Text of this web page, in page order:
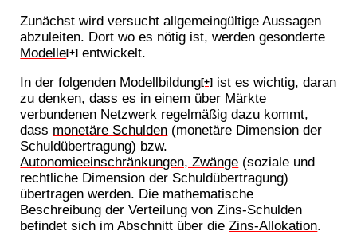
Zunächst wird versucht allgemeingültige Aussagen
abzuleiten. Dort wo es nötig ist, werden gesonderte
Modelle[+] entwickelt.
In der folgenden Modellbildung[+] ist es wichtig, daran
zu denken, dass es in einem über Märkte
verbundenen Netzwerk regelmäßig dazu kommt,
dass monetäre Schulden (monetäre Dimension der
Schuldübertragung) bzw.
Autonomieeinschränkungen, Zwänge (soziale und
rechtliche Dimension der Schuldübertragung)
übertragen werden. Die mathematische
Beschreibung der Verteilung von Zins-Schulden
befindet sich im Abschnitt über dieZins-Allokation.